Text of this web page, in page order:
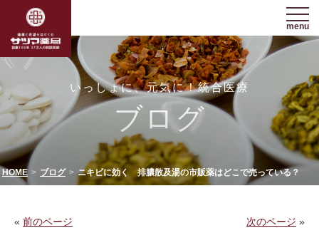
menu
いっしょに、元気に！統合医療
ブログ
HOME ブログ ニキビに効く 排膿散及湯の市販薬はどこで売っている？
« 前のページ 次のページ »